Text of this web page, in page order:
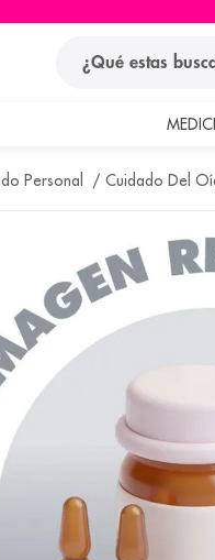
Personal Cuidado Del
términos
. protector solar
3. eucerin
4
5
bioderma
shampoo
desodorante
pediasure
panolini